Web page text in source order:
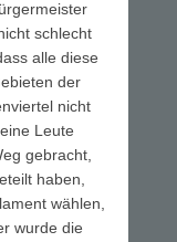
schlecht
alle diese
der
nicht
Leute
gebracht,
haben,
wählen,
wurde die